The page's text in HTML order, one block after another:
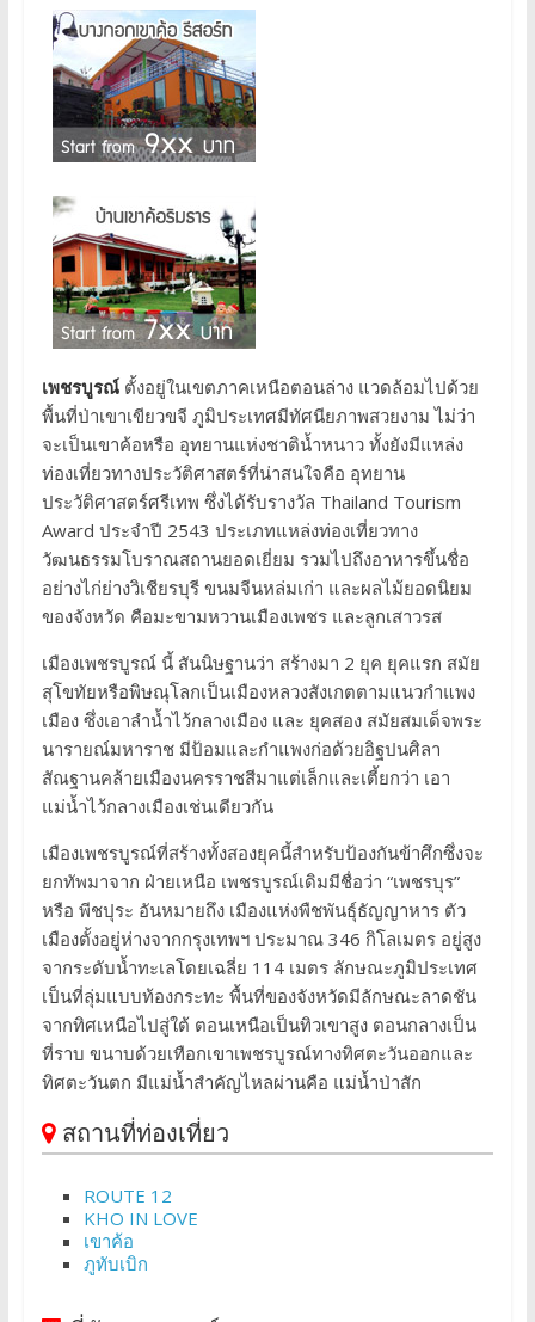
เพชรบูรณ์ตั้งอยู่ในเขตภาคเหนือตอนล่าง แวดล้อมไปด้วย
พื้นที่ป่าเขาเขียวขจี ภูมิประเทศมีทัศนียภาพสวยงาม ไม่ว่า
จะเป็นเขาค้อหรือ อุทยานแห่งชาติน้ำหนาว ทั้งยังมีแหล่ง
ท่องเที่ยวทางประวัติศาสตร์ที่น่าสนใจคือ อุทยาน
ประวัติศาสตร์ศรีเทพ ซึ่งได้รับรางวัล Thailand Tourism
Award ประจำปี 2543 ประเภทแหล่งท่องเที่ยวทาง
วัฒนธรรมโบราณสถานยอดเยี่ยม รวมไปถึงอาหารขึ้นชื่อ
อย่างไก่ย่างวิเชียรบุรี ขนมจีนหล่มเก่า และผลไม้ยอดนิยม
ของจังหวัด คือมะขามหวานเมืองเพชร และลูกเสาวรส
เมืองเพชรบูรณ์ นี้ สันนิษฐานว่า สร้างมา 2 ยุค ยุคแรก สมัย
สุโขทัยหรือพิษณุโลกเป็นเมืองหลวงสังเกตตามแนวกำแพง
เมือง ซึ่งเอาลำน้ำไว้กลางเมือง และ ยุคสอง สมัยสมเด็จพระ
นารายณ์มหาราช มีป้อมและกำแพงก่อด้วยอิฐปนศิลา
สัณฐานคล้ายเมืองนครราชสีมาแต่เล็กและเตี้ยกว่า เอา
แม่น้ำไว้กลางเมืองเช่นเดียวกัน
เมืองเพชรบูรณ์ที่สร้างทั้งสองยุคนี้สำหรับป้องกันข้าศึกซึ่งจะ
ยกทัพมาจาก ฝ่ายเหนือ เพชรบูรณ์เดิมมีชื่อว่า “เพชรบุร”
หรือ พีชปุระ อันหมายถึง เมืองแห่งพืชพันธุ์ธัญญาหาร ตัว
เมืองตั้งอยู่ห่างจากกรุงเทพฯ ประมาณ 346 กิโลเมตร อยู่สูง
จากระดับน้ำทะเลโดยเฉลี่ย 114 เมตร ลักษณะภูมิประเทศ
เป็นที่ลุ่มแบบท้องกระทะ พื้นที่ของจังหวัดมีลักษณะลาดชัน
จากทิศเหนือไปสู่ใต้ ตอนเหนือเป็นทิวเขาสูง ตอนกลางเป็น
ที่ราบ ขนาบด้วยเทือกเขาเพชรบูรณ์ทางทิศตะวันออกและ
ทิศตะวันตก มีแม่น้ำสำคัญไหลผ่านคือ แม่น้ำป่าสัก
สถานที่ท่องเที่ยว
ROUTE 12
KHO IN LOVE
เขาค้อ
ภูทับเบิก